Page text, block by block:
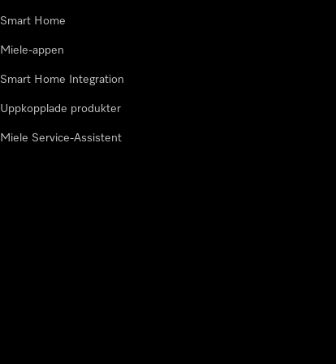
Smart Home
Miele-appen
Smart Home Integration
Uppkopplade produkter
Miele Service-Assistent